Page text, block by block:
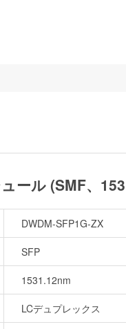
ール (SMF、
DWDM-SFP1G-ZX
SFP
1531.12nm
LCデュプレックス